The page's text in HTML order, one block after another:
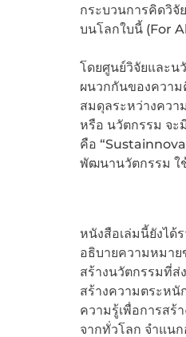
กระบวนการคิดวิจั
บนโลกใบนี้ (For
โดยศูนย์วิจัยและน
ผนวกกันของควา
สมดุลระหว่างควา
หรือ นวัตกรรม จะ
คือ
พัฒนานวัตกรรม ใ
หนังสือเล่มนี้ยังได้
อธิบายความหมาย
สร้างนวัตกรรมที่ส่
สร้างความตระหนั
ความรู้เพื่อการสร้
จากทั่วโลก จำแน